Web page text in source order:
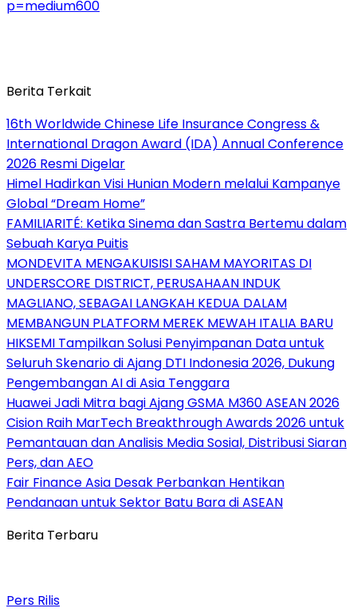
p=medium600
Berita Terkait
16th Worldwide Chinese Life Insurance Congress &
International Dragon Award (IDA) Annual Conference
2026 Resmi Digelar
Himel Hadirkan Visi Hunian Modern melalui Kampanye
Global “Dream Home”
FAMILIARITÉ: Ketika Sinema dan Sastra Bertemu dalam
Sebuah Karya Puitis
MONDEVITA MENGAKUISISI SAHAM MAYORITAS DI
UNDERSCORE DISTRICT, PERUSAHAAN INDUK
MAGLIANO, SEBAGAI LANGKAH KEDUA DALAM
MEMBANGUN PLATFORM MEREK MEWAH ITALIA BARU
HIKSEMI Tampilkan Solusi Penyimpanan Data untuk
Seluruh Skenario di Ajang DTI Indonesia 2026, Dukung
Pengembangan AI di Asia Tenggara
Huawei Jadi Mitra bagi Ajang GSMA M360 ASEAN 2026
Cision Raih MarTech Breakthrough Awards 2026 untuk
Pemantauan dan Analisis Media Sosial, Distribusi Siaran
Pers, dan AEO
Fair Finance Asia Desak Perbankan Hentikan
Pendanaan untuk Sektor Batu Bara di ASEAN
Berita Terbaru
Pers Rilis